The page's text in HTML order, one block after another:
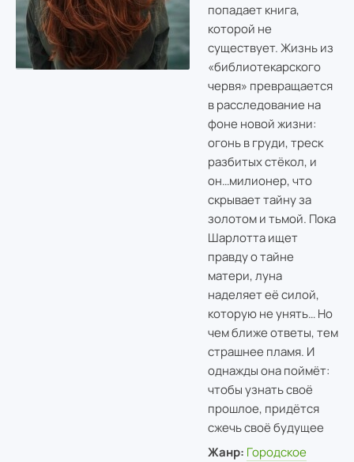
попадает книга,
которой не
существует. Жизнь из
«библиотекарского
червя» превращается
в расследование на
фоне новой жизни:
огонь в груди, треск
разбитых стёкол, и
он…милионер, что
скрывает тайну за
золотом и тьмой. Пока
Шарлотта ищет
правду о тайне
матери, луна
наделяет её силой,
которую не унять… Но
чем ближе ответы, тем
страшнее пламя. И
однажды она поймёт:
чтобы узнать своё
прошлое, придётся
сжечь своё будущее
Жанр: Городское